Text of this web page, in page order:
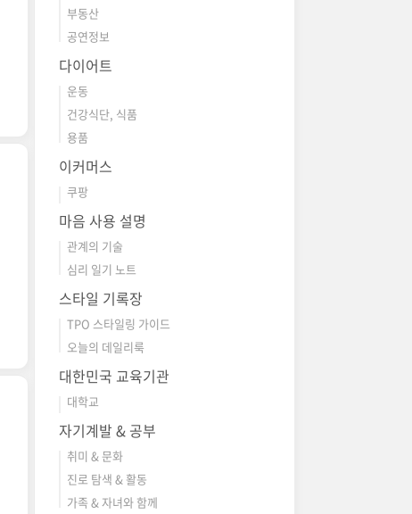
부동산
공연정보
다이어트
운동
건강식단, 식품
용품
이커머스
쿠팡
마음 사용 설명
관계의 기술
심리 일기 노트
스타일 기록장
TPO 스타일링 가이드
오늘의 데일리룩
대한민국 교육기관
대학교
자기계발 & 공부
취미 & 문화
진로 탐색 & 활동
가족 & 자녀와 함께